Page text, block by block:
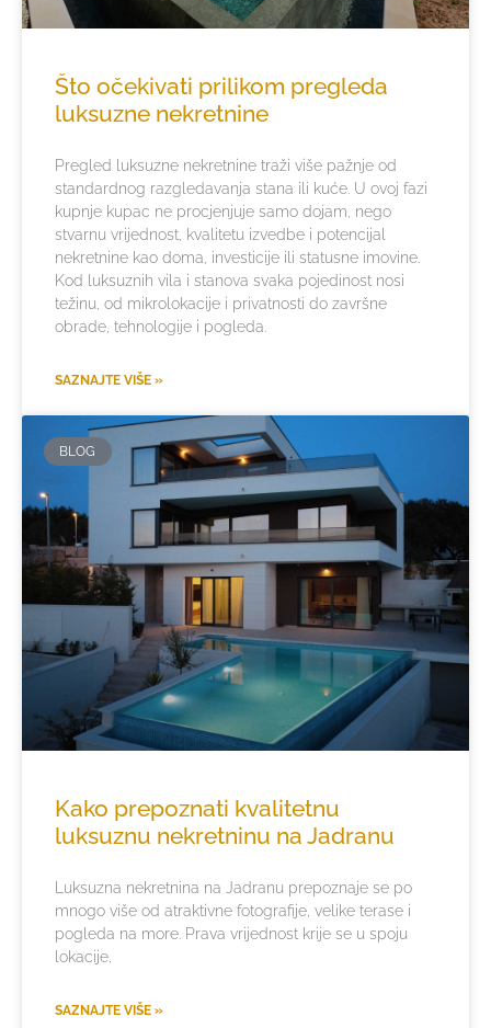
Što očekivati prilikom pregleda
luksuzne nekretnine
Pregled luksuzne nekretnine traži više pažnje od
standardnog razgledavanja stana ili kuće. U ovoj fazi
kupnje kupac ne procjenjuje samo dojam, nego
stvarnu vrijednost, kvalitetu izvedbe i potencijal
nekretnine kao doma, investicije ili statusne imovine.
Kod luksuznih vila i stanova svaka pojedinost nosi
težinu, od mikrolokacije i privatnosti do završne
obrade, tehnologije i pogleda.
SAZNAJTE VIŠE »
BLOG
Kako prepoznati kvalitetnu
luksuznu nekretninu na Jadranu
Luksuzna nekretnina na Jadranu prepoznaje se po
mnogo više od atraktivne fotografije, velike terase i
pogleda na more. Prava vrijednost krije se u spoju
lokacije,
SAZNAJTE VIŠE »